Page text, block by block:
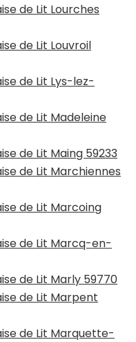
de Lit Lourches
de Lit Louvroil
de Lit Lys-lez-
de Lit Madeleine
de Lit Maing 59233
de Lit Marchiennes
de Lit Marcoing
de Lit Marcq-en-
de Lit Marly 59770
de Lit Marpent
de Lit Marquette-